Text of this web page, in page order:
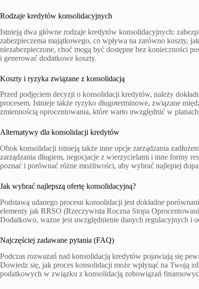
Rodzaje kredytów konsolidacyjnych
Istnieją dwa główne rodzaje kredytów konsolidacyjnych:
zabezpieczenia majątkowego, co wpływa na zarówno koszty,
niezabezpieczone, choć mogą być dostępne bez konieczności
i generować dodatkowe koszty.
Koszty i ryzyka związane z konsolidacją
Przed podjęciem decyzji o konsolidacji kredytów, należy
procesem. Istnieje także ryzyko długoterminowe, związane
zmiennością oprocentowania, które warto uwzględnić w
Alternatywy dla konsolidacji kredytów
Obok konsolidacji istnieją także inne opcje zarządzania
zarządzania długiem, negocjacje z wierzycielami i inne formy
poznać i porównać różne możliwości, aby wybrać najlepiej
Jak wybrać najlepszą ofertę konsolidacyjną?
Podstawą udanego procesu konsolidacji jest dokładne
elementy jak RRSO (Rzeczywista Roczna Stopa
Dodatkowo, ważne jest uwzględnienie danych regulacyjnych i
Najczęściej zadawane pytania (FAQ)
Podczas rozważań nad konsolidacją kredytów pojawiają się
Dowiedz się, jak proces konsolidacji może wpłynąć na Twoją
podatkowych w związku z konsolidacją zobowiązań